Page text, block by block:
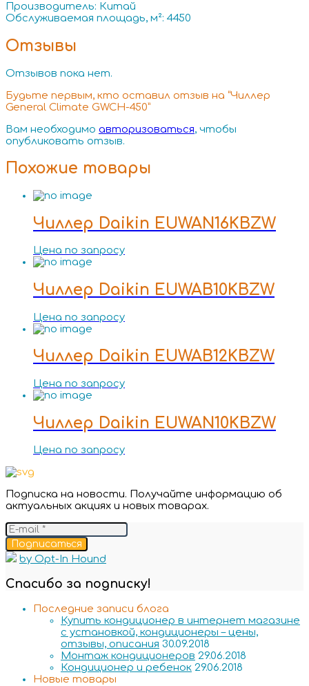
Производитель: Китай
Обслуживаемая площадь, м²: 4450
Отзывы
Отзывов пока нет.
Будьте первым, кто оставил отзыв на “Чиллер
General Climate GWCH-450”
Вам необходимо авторизоваться, чтобы
опубликовать отзыв.
Похожие товары
Чиллер Daikin EUWAN16KBZW
Цена по запросу
Чиллер Daikin EUWAB10KBZW
Цена по запросу
Чиллер Daikin EUWAB12KBZW
Цена по запросу
Чиллер Daikin EUWAN10KBZW
Цена по запросу
Подписка на новости. Получайте информацию об
актуальных акциях и новых товарах.
Подписаться
by Opt-In Hound
Спасибо за подписку!
Последние записи блога
Купить кондиционер в интернет магазине
с установкой, кондиционеры – цены,
отзывы, описания 30.09.2018
Монтаж кондиционеров 29.06.2018
Кондиционер и ребенок 29.06.2018
Новые товары